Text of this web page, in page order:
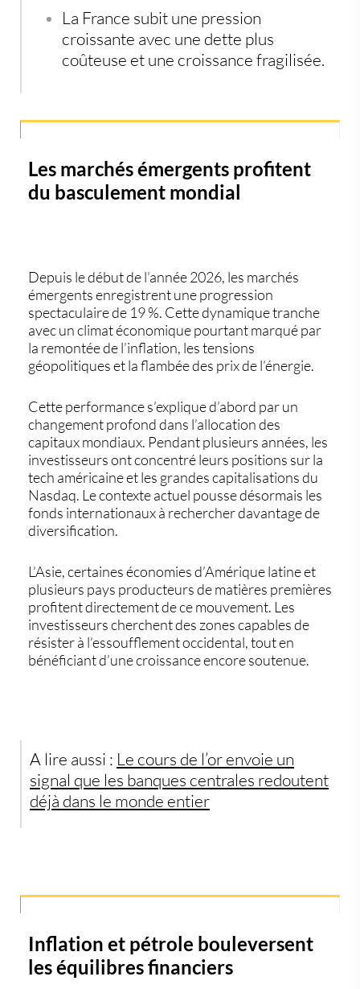
La France subit une pression
croissante avec une dette plus
coûteuse et une croissance fragilisée.
Les marchés émergents profitent
du basculement mondial
Depuis le début de l’année 2026, les marchés
émergentsenregistrent une progression
spectaculaire de 19 %. Cette dynamique tranche
avec un climat économique pourtant marqué par
la remontée de l’inflation, les tensions
géopolitiques et la flambée des prix de l’énergie.
Cette performance s’explique d’abord par un
changement profond dans l’allocation des
capitaux mondiaux. Pendant plusieurs années, les
investisseurs ont concentré leurs positions sur la
tech américaine et les grandes capitalisations du
Nasdaq. Le contexte actuel pousse désormais les
fonds internationaux à rechercher davantage de
diversification.
L’Asie, certaines économies d’Amérique latine et
plusieurs pays producteurs de matières premières
profitent directement de ce mouvement. Les
investisseurs cherchent des zones capables de
résister à l’essoufflement occidental, tout en
bénéficiant d’une croissance encore soutenue.
A lire aussi : Le cours de l’or envoie un
signal que les banques centrales redoutent
déjà dans le monde entier
Inflation et pétrole bouleversent
les équilibres financiers